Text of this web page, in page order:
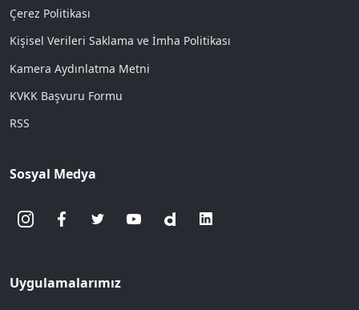
Çerez Politikası
Kişisel Verileri Saklama ve İmha Politikası
Kamera Aydınlatma Metni
KVKK Başvuru Formu
RSS
Sosyal Medya
Uygulamalarımız